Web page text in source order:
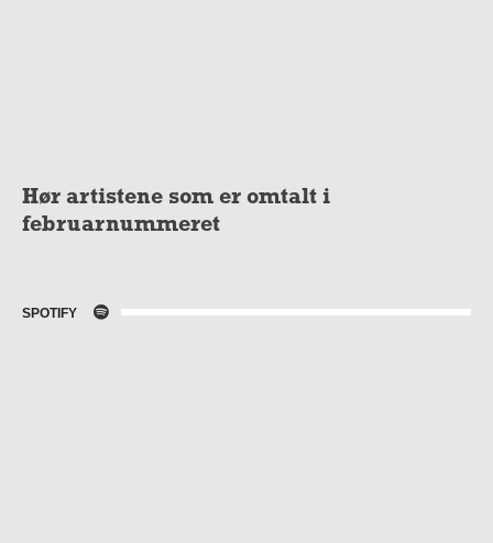
Hør artistene som er omtalt i
februarnummeret
SPOTIFY